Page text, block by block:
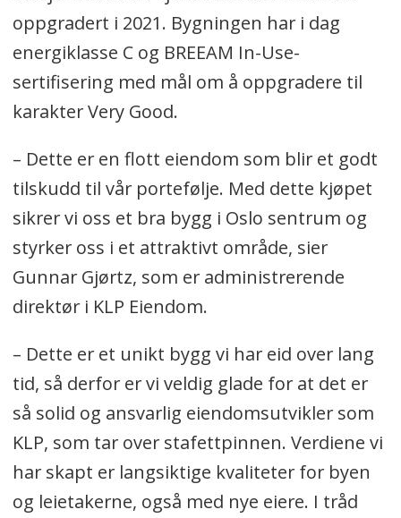
oppgradert i 2021. Bygningen har i dag
energiklasse C og BREEAM In-Use-
sertifisering med mål om å oppgradere til
karakter Very Good.
– Dette er en flott eiendom som blir et godt
tilskudd til vår portefølje. Med dette kjøpet
sikrer vi oss et bra bygg i Oslo sentrum og
styrker oss i et attraktivt område, sier
Gunnar Gjørtz, som er administrerende
direktør i KLP Eiendom.
– Dette er et unikt bygg vi har eid over lang
tid, så derfor er vi veldig glade for at det er
så solid og ansvarlig eiendomsutvikler som
KLP, som tar over stafettpinnen. Verdiene vi
har skapt er langsiktige kvaliteter for byen
og leietakerne, også med nye eiere. I tråd